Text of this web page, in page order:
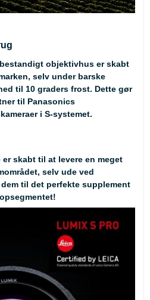
objektivhus er skabt
selv under barske
til 10 graders frost. Dette gør
til Panasonics
i S-systemet.
skabt til at levere en meget
selv ude ved
til det perfekte supplement